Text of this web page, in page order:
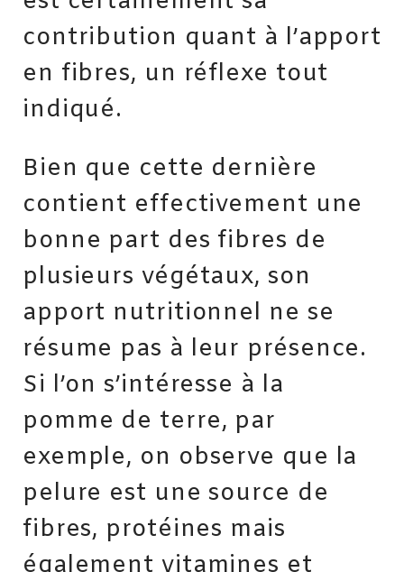
contribution quant à l’apport
en fibres, un réflexe tout
indiqué.
Bien que cette dernière
contient effectivement une
bonne part des fibres de
plusieurs végétaux, son
apport nutritionnel ne se
résume pas à leur présence.
Si l’on s’intéresse à la
pomme de terre, par
exemple, on observe que la
pelure est une source de
fibres, protéines mais
également vitamines et